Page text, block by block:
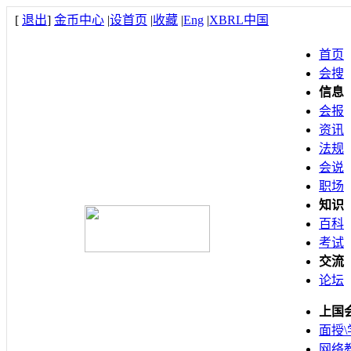
[ 退出] 金币中心 |设首页 |收藏 |Eng |XBRL中国
首页
会搜
信息
会报
资讯
法规
会说
职场
知识
百科
考试
交流
论坛
上国
面授\